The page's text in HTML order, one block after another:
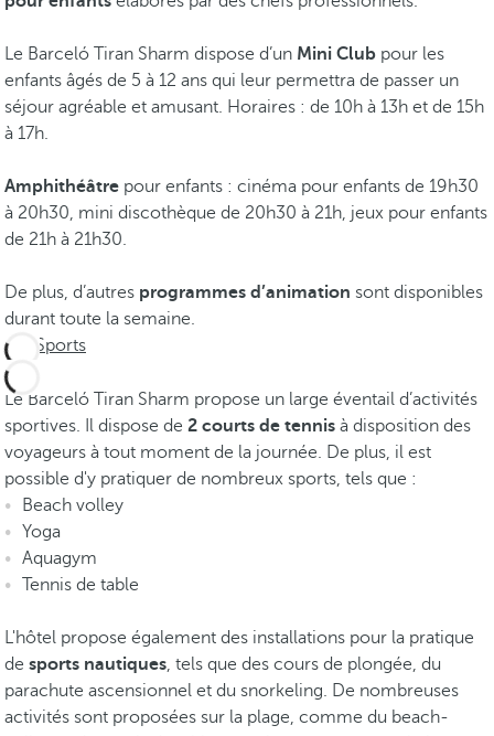
Le Barceló Tiran Sharm dispose d’un Mini Club pour les
enfants âgés de 5 à 12 ans qui leur permettra de passer un
séjour agréable et amusant. Horaires : de 10h à 13h et de 15h
à 17h.
Amphithéâtre pour enfants : cinéma pour enfants de 19h30
à 20h30, mini discothèque de 20h30 à 21h, jeux pour enfants
de 21h à 21h30.
De plus, d’autres programmes d’animation sont disponibles
durant toute la semaine.
Sports
Le Barceló Tiran Sharm propose un large éventail d’activités
sportives. Il dispose de 2 courts de tennis à disposition des
voyageurs à tout moment de la journée. De plus, il est
possible d'y pratiquer de nombreux sports, tels que :
Beach volley
Yoga
Aquagym
Tennis de table
L'hôtel propose également des installations pour la pratique
de sports nautiques, tels que des cours de plongée, du
parachute ascensionnel et du snorkeling. De nombreuses
activités sont proposées sur la plage, comme du beach-